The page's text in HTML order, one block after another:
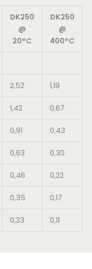
DK250
@
20°C
DK250
@
400°C
2,52 1,19
1,42 0,67
0,91 0,43
0,63 0,30
0,46 0,22
0,35 0,17
0,23 0,11